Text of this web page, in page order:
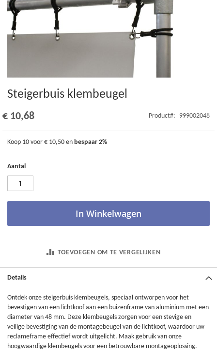
Ga
het
begin
van
de
Steigerbuis klembeugel
€ 10,68 Product 999002048
Koop 10 voor € 10,50 en bespaar 2%
Aantal
In Winkelwagen
TOEVOEGEN OM TE VERGELIJKEN
Details
Ontdek onze steigerbuis klembeugels, speciaal ontworpen voor het
bevestigen van een lichtkoof aan een buizenframe van aluminium met een
diameter van 48 mm. Deze klembeugels zorgen voor een stevige en
veilige bevestiging van de montagebeugel van de lichtkoof, waardoor uw
reclameframe effectief wordt uitgelicht. Maak gebruik van onze
hoogwaardige klembeugels voor een betrouwbare montageoplossing.